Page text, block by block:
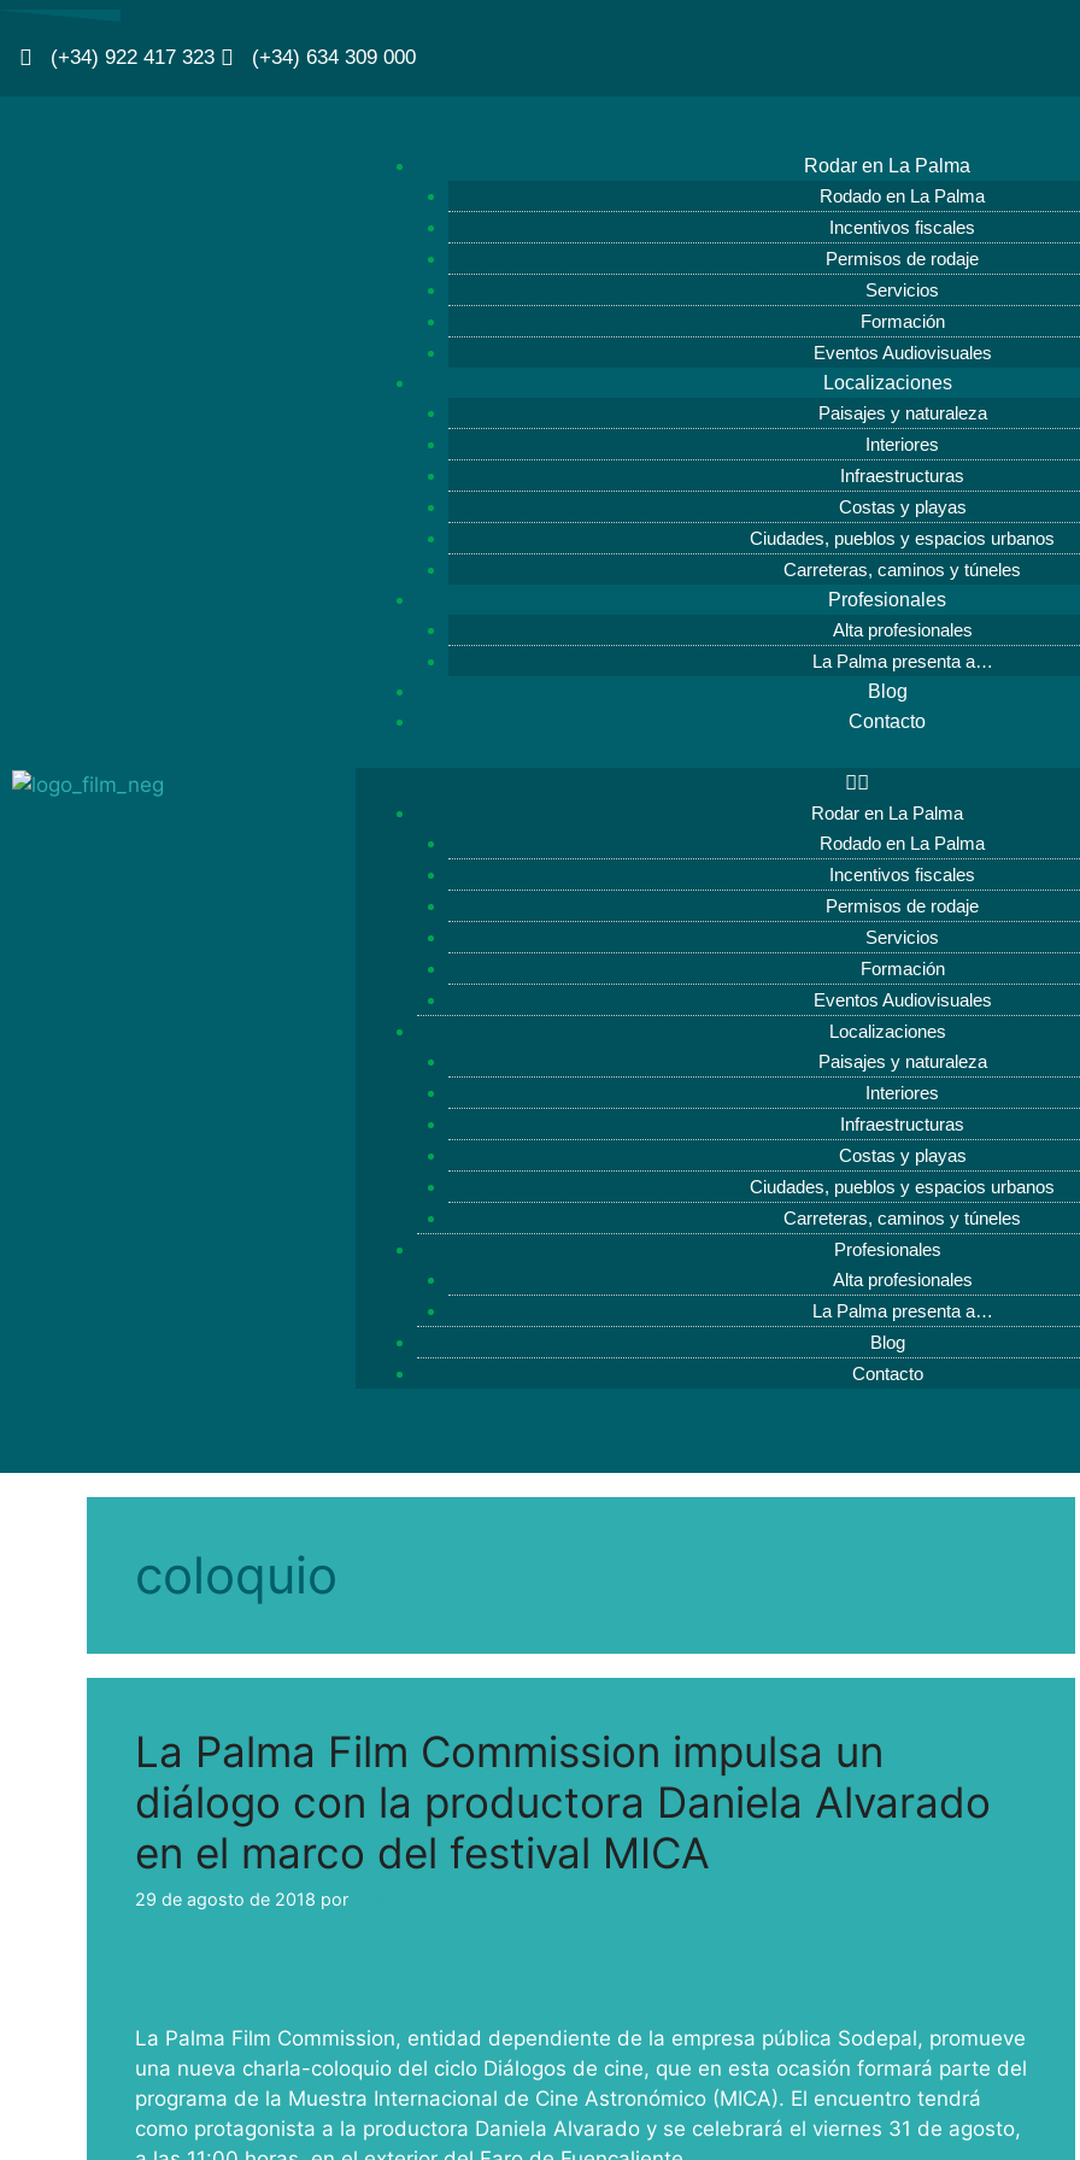
(+34) 922 417 323 (+34) 634 309 000
Rodar en La Palma
Rodado en La Palma
Incentivos fiscales
Permisos de rodaje
Servicios
Formación
Eventos Audiovisuales
Localizaciones
Paisajes y naturaleza
Interiores
Infraestructuras
Costas y playas
Ciudades, pueblos y espacios urbanos
Carreteras, caminos y túneles
Profesionales
Alta profesionales
La Palma presenta a…
Blog
Contacto
Rodar en La Palma
Rodado en La Palma
Incentivos fiscales
Permisos de rodaje
Servicios
Formación
Eventos Audiovisuales
Localizaciones
Paisajes y naturaleza
Interiores
Infraestructuras
Costas y playas
Ciudades, pueblos y espacios urbanos
Carreteras, caminos y túneles
Profesionales
Alta profesionales
La Palma presenta a…
Blog
Contacto
coloquio
La Palma Film Commission impulsa un
diálogo con la productora Daniela Alvarado
en el marco del festival MICA
29 de agosto de 2018 por
La Palma Film Commission, entidad dependiente de la empresa pública Sodepal, promueve
una nueva charla-coloquio del ciclo Diálogos de cine, que en esta ocasión formará parte del
programa de la Muestra Internacional de Cine Astronómico (MICA). El encuentro tendrá
como protagonista a la productora Daniela Alvarado y se celebrará el viernes 31 de agosto,